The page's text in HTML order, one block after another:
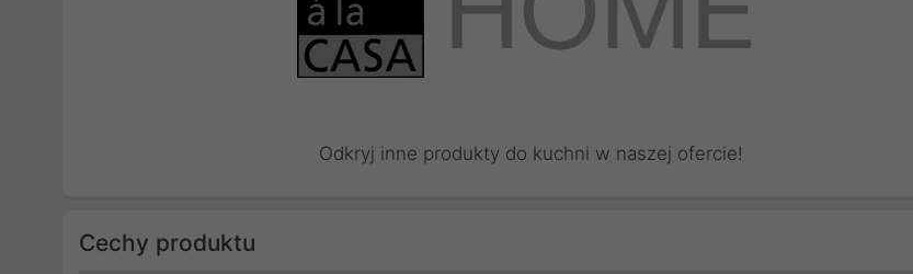
Odkryj inne produkty do kuchni w naszej ofercie!
Cechy produktu